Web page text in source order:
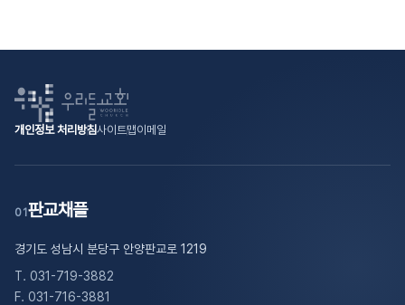
개인정보 처리방침사이트맵이메일
01 판교채플
경기도 성남시 분당구 안양판교로 1219
T. 031-719-3882
F. 031-716-3881